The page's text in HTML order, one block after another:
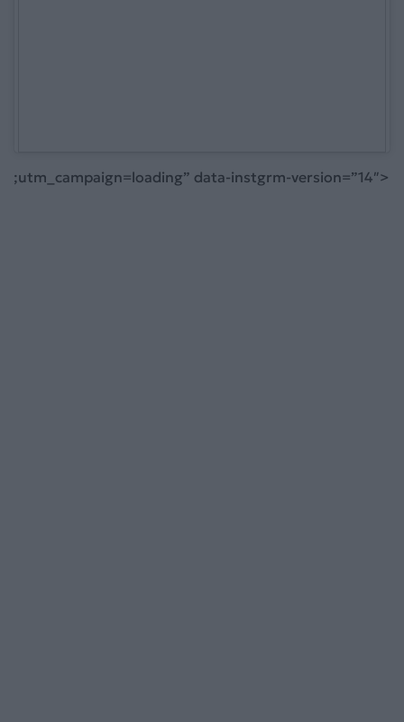
;utm_campaign=loading” data-instgrm-version=”14″>